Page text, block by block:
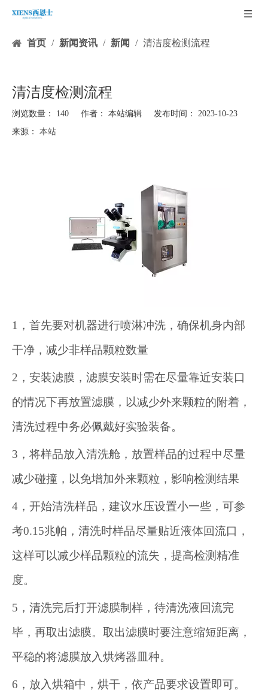
首页 / 新闻资讯 / 新闻 / 清洁度检测流程
清洁度检测流程
浏览数量： 140 作者： 本站编辑 发布时间： 2023-10-23
来源： 本站
1，首先要对机器进行喷淋冲洗，确保机身内部
干净，减少非样品颗粒数量
2，安装滤膜，滤膜安装时需在尽量靠近安装口
的情况下再放置滤膜，以减少外来颗粒的附着，
清洗过程中务必佩戴好实验装备。
3，将样品放入清洗舱，放置样品的过程中尽量
减少碰撞，以免增加外来颗粒，影响检测结果
4，开始清洗样品，建议水压设置小一些，可参
考0.15兆帕，清洗时样品尽量贴近液体回流口，
这样可以减少样品颗粒的流失，提高检测精准
度。
5，清洗完后打开滤膜制样，待清洗液回流完
毕，再取出滤膜。取出滤膜时要注意缩短距离，
平稳的将滤膜放入烘烤器皿种。
6，放入烘箱中，烘干，依产品要求设置即可。